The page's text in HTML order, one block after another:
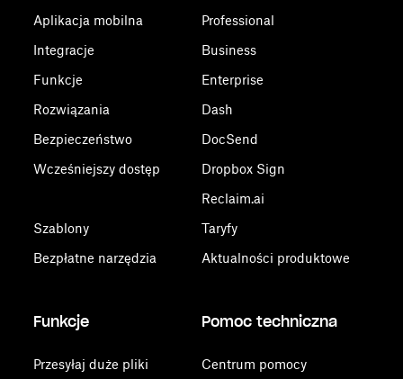
Aplikacja mobilna
Integracje
Funkcje
Rozwiązania
Bezpieczeństwo
Wcześniejszy dostęp
Szablony
Bezpłatne narzędzia
Professional
Business
Enterprise
Dash
DocSend
Dropbox Sign
Reclaim.ai
Taryfy
Aktualności produktowe
Funkcje
Przesyłaj duże pliki
Pomoc techniczna
Centrum pomocy